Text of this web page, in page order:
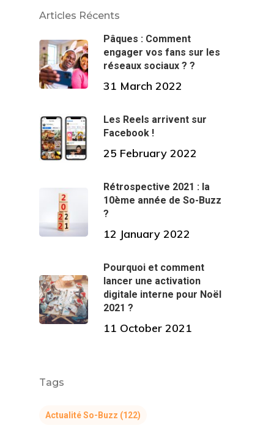
Articles Récents
Pâques : Comment
engager vos fans sur les
réseaux sociaux ? ?
31 March 2022
Les Reels arrivent sur
Facebook !
25 February 2022
Rétrospective 2021 : la
10ème année de So-Buzz
?
12 January 2022
Pourquoi et comment
lancer une activation
digitale interne pour Noël
2021 ?
11 October 2021
Tags
Actualité So-Buzz (122)